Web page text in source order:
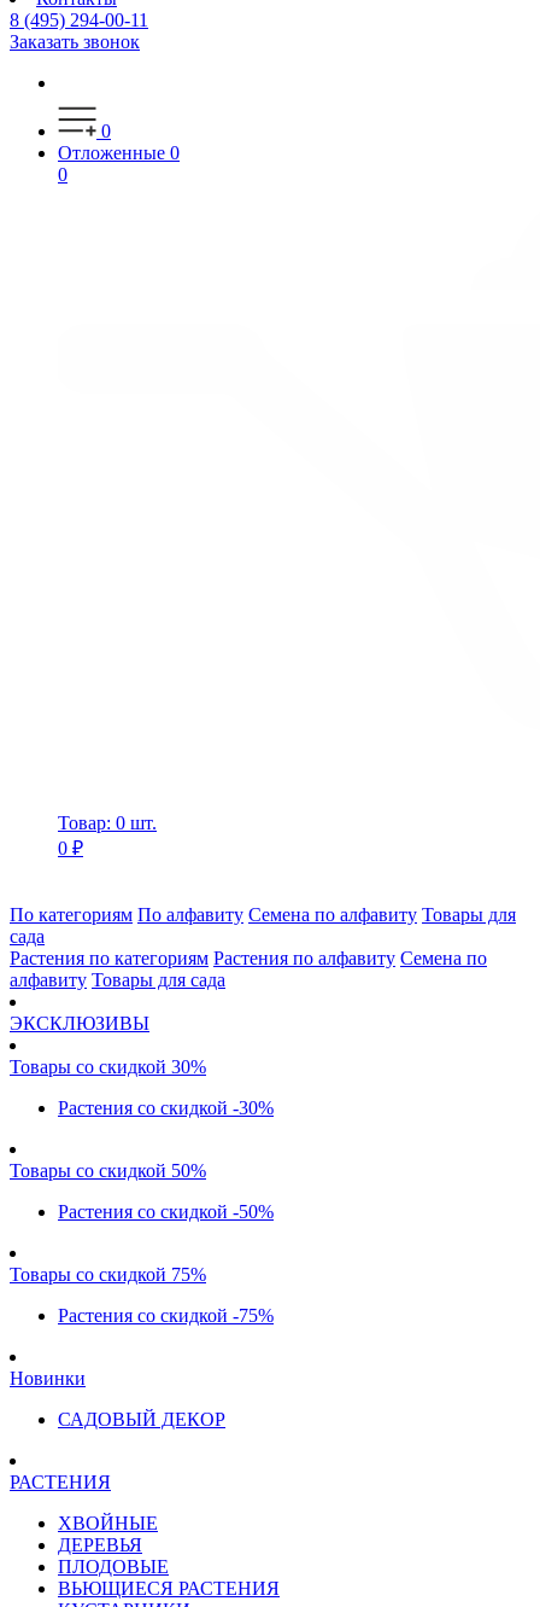
8 (495) 294-00-11
Заказать звонок
0
Отложенные 0
0
Товар: 0 шт.
0 ₽
По категориям По алфавиту Семена по алфавиту Товары для
сада
Растения по категориям Растения по алфавиту Семена по
алфавиту Товары для сада
ЭКСКЛЮЗИВЫ
Товары со скидкой 30%
Растения со скидкой -30%
Товары со скидкой 50%
Растения со скидкой -50%
Товары со скидкой 75%
Растения со скидкой -75%
Новинки
САДОВЫЙ ДЕКОР
РАСТЕНИЯ
ХВОЙНЫЕ
ДЕРЕВЬЯ
ПЛОДОВЫЕ
ВЬЮЩИЕСЯ РАСТЕНИЯ